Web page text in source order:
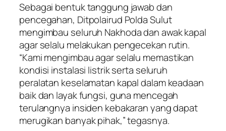
Sebagai bentuk tanggung jawab dan
pencegahan, Ditpolairud Polda Sulut
mengimbau seluruh Nakhoda dan awak kapal
agar selalu melakukan pengecekan rutin.
“Kami mengimbau agar selalu memastikan
kondisi instalasi listrik serta seluruh
peralatan keselamatan kapal dalam keadaan
baik dan layak fungsi, guna mencegah
terulangnya insiden kebakaran yang dapat
merugikan banyak pihak,” tegasnya.